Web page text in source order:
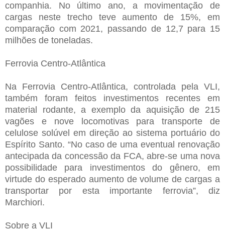
companhia. No último ano, a movimentação de
cargas neste trecho teve aumento de 15%, em
comparação com 2021, passando de 12,7 para 15
milhões de toneladas.
Ferrovia Centro-Atlântica
Na Ferrovia Centro-Atlântica, controlada pela VLI,
também foram feitos investimentos recentes em
material rodante, a exemplo da aquisição de 215
vagões e nove locomotivas para transporte de
celulose solúvel em direção ao sistema portuário do
Espírito Santo. “No caso de uma eventual renovação
antecipada da concessão da FCA, abre-se uma nova
possibilidade para investimentos do gênero, em
virtude do esperado aumento de volume de cargas a
transportar por esta importante ferrovia”, diz
Marchiori.
Sobre a VLI